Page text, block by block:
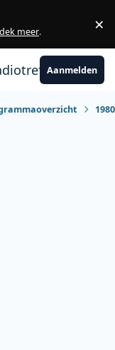
meer. ×
Aanmelden
1980